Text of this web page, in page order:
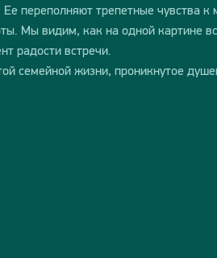
переполняют трепетные чувства
Мы видим, как на одной картине
радости встречи.
семейной жизни, проникнутое